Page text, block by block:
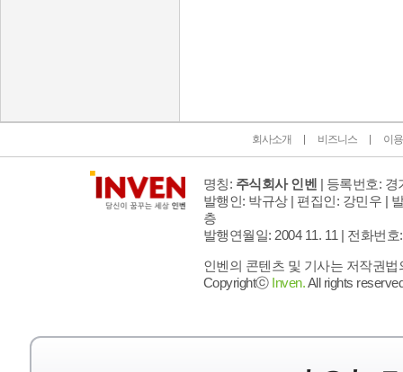
회사소개 비즈니스 이
명칭: 주식회사 인벤 | 등록번호: 경
발행인: 박규상 | 편집인: 강민우 |
층
발행연월일: 2004 11. 11 | 전화번호
인벤의 콘텐츠 및 기사는 저작권
Copyrightⓒ Inven.All rights